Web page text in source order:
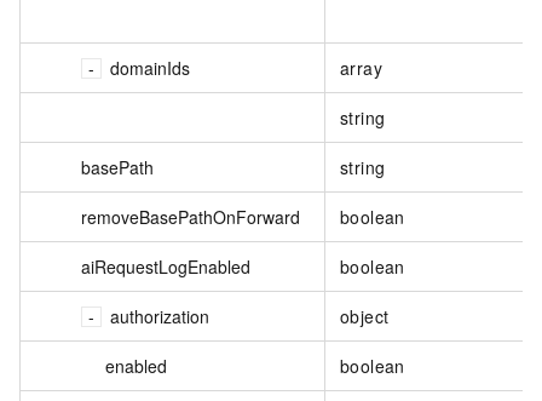
domainIds array
string
basePath string
removeBasePathOnForward boolean
aiRequestLogEnabled boolean
authorization object
enabled boolean